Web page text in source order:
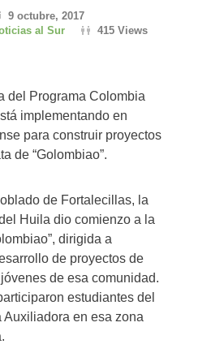
9 octubre, 2017
al Sur
415 Views
del Programa Colombia
implementando en
para construir proyectos
de “Golombiao”.
de Fortalecillas, la
Huila dio comienzo a la
dirigida a
de proyectos de
de esa comunidad.
estudiantes del
Auxiliadora en esa zona